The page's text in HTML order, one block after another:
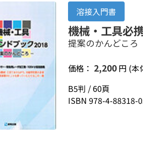
溶接入門書
機械・工具必
提案のかんどころ
価格： 2,200 円 (本
B5判 / 60頁
ISBN 978-4-88318-